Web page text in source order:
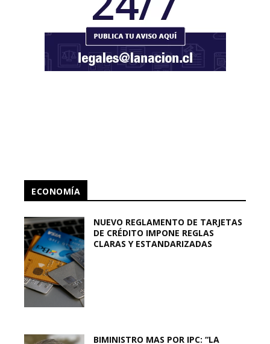
ECONOMÍA
NUEVO REGLAMENTO DE TARJETAS
DE CRÉDITO IMPONE REGLAS
CLARAS Y ESTANDARIZADAS
BIMINISTRO MAS POR IPC: “LA